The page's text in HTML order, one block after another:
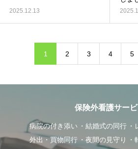
2025.12.13
1 2 3 4 5
保険外看護サー
病院の付き添い 結婚式の同行
外出・買物同行
夜間の見守り